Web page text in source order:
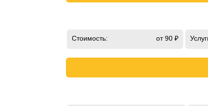
Стоимость: от 90 ₽